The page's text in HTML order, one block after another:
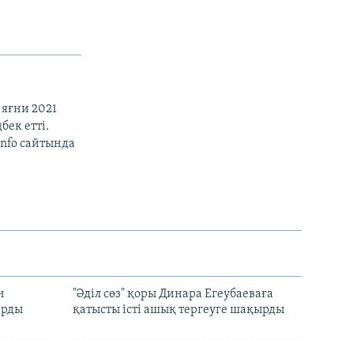
2021
етті.
сайтында
"Әділ сөз" қоры Динара Егеубаеваға
қатысты істі ашық тергеуге шақырды